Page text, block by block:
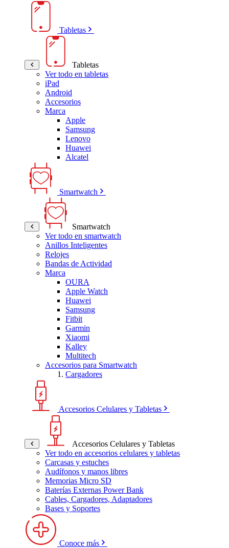
Tabletas
Tabletas
Ver todo en tabletas
iPad
Android
Accesorios
Marca
Apple
Samsung
Lenovo
Huawei
Alcatel
Smartwatch
Smartwatch
Ver todo en smartwatch
Anillos Inteligentes
Relojes
Bandas de Actividad
Marca
OURA
Apple Watch
Huawei
Samsung
Fitbit
Garmin
Xiaomi
Kalley
Multitech
Accesorios para Smartwatch
Cargadores
Accesorios Celulares y Tabletas
Accesorios Celulares y Tabletas
Ver todo en accesorios celulares y tabletas
Carcasas y estuches
Audífonos y manos libres
Memorias Micro SD
Baterías Externas Power Bank
Cables, Cargadores, Adaptadores
Bases y Soportes
Conoce más